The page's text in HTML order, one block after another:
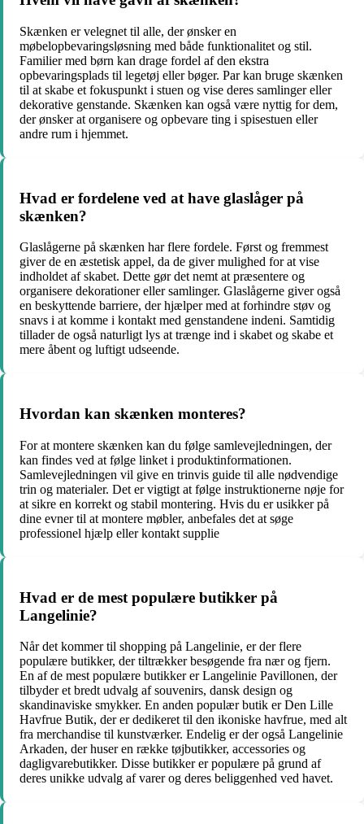
Skænken er velegnet til alle, der ønsker en
møbelopbevaringsløsning med både funktionalitet og stil.
Familier med børn kan drage fordel af den ekstra
opbevaringsplads til legetøj eller bøger. Par kan bruge skænken
til at skabe et fokuspunkt i stuen og vise deres samlinger eller
dekorative genstande. Skænken kan også være nyttig for dem,
der ønsker at organisere og opbevare ting i spisestuen eller
andre rum i hjemmet.
Hvad er fordelene ved at have glaslåger på
skænken?
Glaslågerne på skænken har flere fordele. Først og fremmest
giver de en æstetisk appel, da de giver mulighed for at vise
indholdet af skabet. Dette gør det nemt at præsentere og
organisere dekorationer eller samlinger. Glaslågerne giver også
en beskyttende barriere, der hjælper med at forhindre støv og
snavs i at komme i kontakt med genstandene indeni. Samtidig
tillader de også naturligt lys at trænge ind i skabet og skabe et
mere åbent og luftigt udseende.
Hvordan kan skænken monteres?
For at montere skænken kan du følge samlevejledningen, der
kan findes ved at følge linket i produktinformationen.
Samlevejledningen vil give en trinvis guide til alle nødvendige
trin og materialer. Det er vigtigt at følge instruktionerne nøje for
at sikre en korrekt og stabil montering. Hvis du er usikker på
dine evner til at montere møbler, anbefales det at søge
professionel hjælp eller kontakt supplie
Hvad er de mest populære butikker på
Langelinie?
Når det kommer til shopping på Langelinie, er der flere
populære butikker, der tiltrækker besøgende fra nær og fjern.
En af de mest populære butikker er Langelinie Pavillonen, der
tilbyder et bredt udvalg af souvenirs, dansk design og
skandinaviske smykker. En anden populær butik er Den Lille
Havfrue Butik, der er dedikeret til den ikoniske havfrue, med alt
fra merchandise til kunstværker. Endelig er der også Langelinie
Arkaden, der huser en række tøjbutikker, accessories og
dagligvarebutikker. Disse butikker er populære på grund af
deres unikke udvalg af varer og deres beliggenhed ved havet.